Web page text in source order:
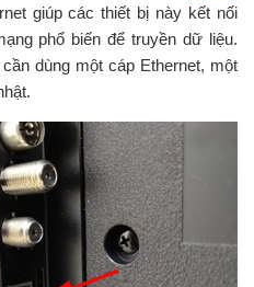
giúp các thiết bị này kết nối
phổ biến để truyền dữ liệu.
dùng một cáp Ethernet, một